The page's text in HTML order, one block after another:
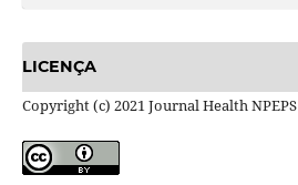
LICENÇA
Copyright (c) 2021 Journal Health NPEPS